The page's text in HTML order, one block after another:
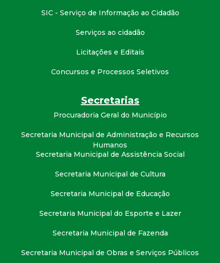
SIC - Serviço de Informação ao Cidadão
Serviços ao cidadão
Licitações e Editais
Concursos e Processos Seletivos
Secretarias
Procuradoria Geral do Município
Secretaria Municipal de Administração e Recursos
Humanos
Secretaria Municipal de Assistência Social
Secretaria Municipal de Cultura
Secretaria Municipal de Educação
Secretaria Municipal do Esporte e Lazer
Secretaria Municipal de Fazenda
Secretaria Municipal de Obras e Serviços Públicos